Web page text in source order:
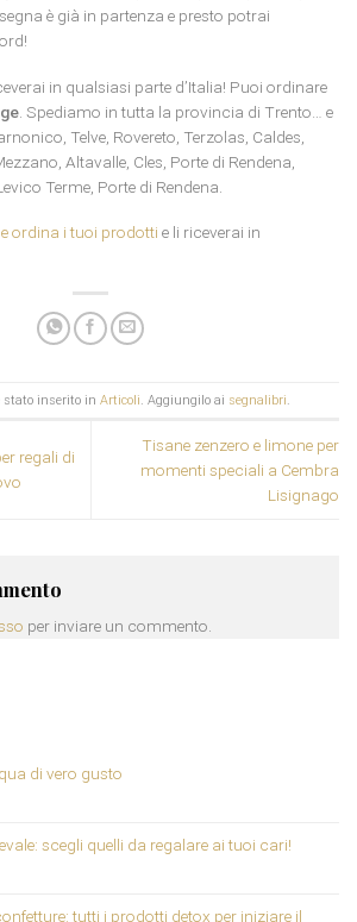
è già in partenza e presto potrai
in qualsiasi parte d’Italia! Puoi ordinare
. Spediamo in tutta la provincia di Trento… e
Telve, Rovereto, Terzolas, Caldes,
Altavalle, Cles, Porte di Rendena,
Terme, Porte di Rendena.
ordina i tuoi prodotti e li riceverai in
stato inserito in Articoli. Aggiungilo ai segnalibri.
regali di
Tisane zenzero e limone per
momenti speciali a Cembra
Lisignago
per inviare un commento.
di vero gusto
scegli quelli da regalare ai tuoi cari!
tutti i prodotti detox per iniziare il